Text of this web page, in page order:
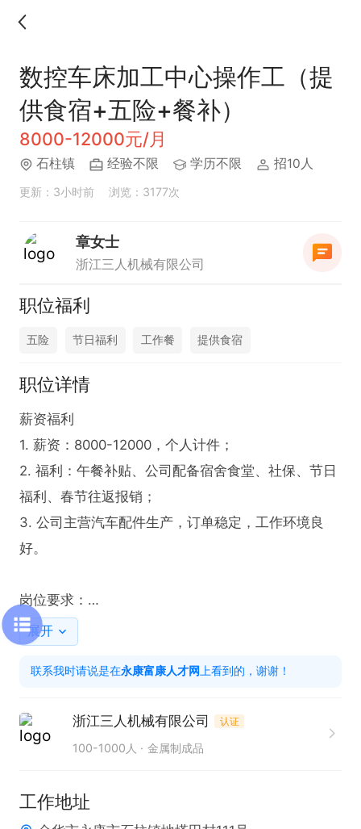
数控车床加工中心操作工（提
供食宿+五险+餐补）
8000-12000元/月
石柱镇 经验不限 学历不限 招10人
更新：3小时前 浏览：3177次
章女士
浙江三人机械有限公司
职位福利
五险 节日福利 工作餐 提供食宿
职位详情
薪资福利
1. 薪资：8000-12000，个人计件；
2. 福利：午餐补贴、公司配备宿舍食堂、社保、节日
福利、春节往返报销；
3. 公司主营汽车配件生产，订单稳定，工作环境良
好。
岗位要求：
1.熟悉机械加工工艺，对零部件加工有深入理解。
2.个人计件，能适应两班倒。
1. 熟练操作数控车床，依据工艺要求完成各类零部件
的加工生产任务。
面质量等进行细致检验。
展开
联系我时请说是在永康富康人才网上看到的，谢谢！
浙江三人机械有限公司 认证
100-1000人 金属制成品
工作地址